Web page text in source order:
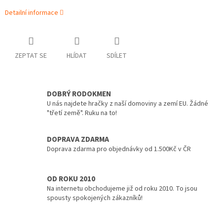
Detailní informace
ZEPTAT SE HLÍDAT SDÍLET
DOBRÝ RODOKMEN
U nás najdete hračky z naší domoviny a zemí EU. Žádné
"třetí země". Ruku na to!
DOPRAVA ZDARMA
Doprava zdarma pro objednávky od 1.500Kč v ČR
OD ROKU 2010
Na internetu obchodujeme již od roku 2010. To jsou
spousty spokojených zákazníků!